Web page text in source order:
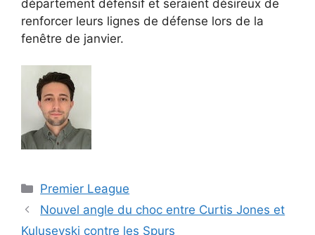
département défensif et seraient désireux de
renforcer leurs lignes de défense lors de la
fenêtre de janvier.
Catégories
Premier League
Nouvel angle du choc entre Curtis Jones et
Kulusevski contre les Spurs